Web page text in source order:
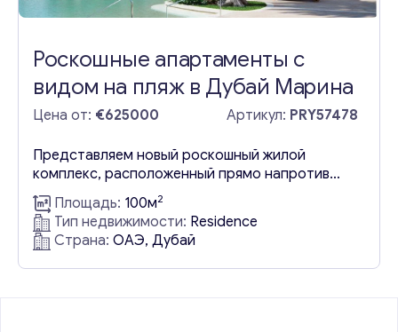
Роскошные апартаменты с
видом на пляж в Дубай Марина
Цена от: €625000 Артикул: PRY57478
Представляем новый роскошный жилой
комплекс, расположенный прямо напротив
отеля The Westin Dubai Mina Seyahi Beach
Resort & Marina, выдающегося 5-звездочного
отеля, который находится в самом
популярном районе Дубай Марина. В этом
роскошном комплексе представлены
Площадь: 100м2
Тип недвижимости: Residence
Страна: ОАЭ, Дубай